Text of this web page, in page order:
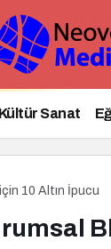
Kültür Sanat
10 Altın İpucu